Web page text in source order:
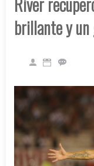
brillante y un